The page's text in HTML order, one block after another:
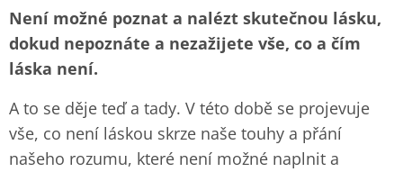
Není možné poznat a nalézt skutečnou lásku,
dokud nepoznáte a nezažijete vše, co a čím
láska není.
A to se děje teď a tady. V této době se projevuje
vše, co není láskou skrze naše touhy a přání
našeho rozumu, které není možné naplnit a